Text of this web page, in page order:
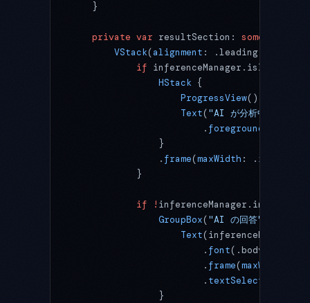
    }
    private
var resultSection: some
        VStack
(alignment : .leading,
            if
                HStack
{
                    ProgressView
()
                    Text
("AI が分析中..."
                        .
foregroundStyle
                }
                .
frame(maxWidth : . infinity
            }
            if
!
                GroupBox
("AI の回答"
                    Text
                        .
font(.body)
                        .
frame(maxWidth
                        .
textSelection
                }